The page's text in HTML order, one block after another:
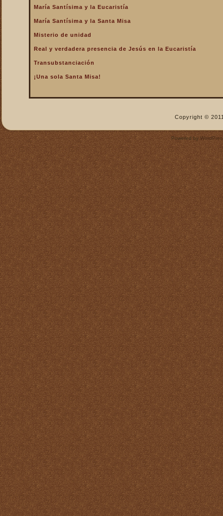
sacrificio de Cristo
La Santa Misa por los
descanso
La Santa Misa verdadero
sobre la tierra
La Santa Misa y el Espíritu
Santo
La Santa Misa y el Martirio
La Santa Misa y el perdón
de los pecados
La Santa Misa y el
Purgatorio
La Santa Misa y el Reino
de Dios
La Santa Misa y el
sacerdocio
La Santa Misa y la cruz
La Santa Misa y la familia
La Santa Misa y la fe
La Santa Misa y la gloria
del Cielo
La Santa Misa y la Iglesia
La Santa Misa y la Justicia
Divina
La Santa Misa y la labor
Pastoral
La Santa Misa y la ofrenda
de sí mismo
La Santa Misa y la Palabra
de Dios
La Santa Misa y la pureza
La Santa Misa y la
Resurrección
La Santa Misa y la salud
del alma y del cuerpo
La Santa Misa y la salud
del alma y del cuerpo
La Santa Misa y la
María Santísima y la Eucaristía
María Santísima y la Santa Misa
Misterio de unidad
Real y verdadera presencia de Jesús en la Eucaristía
Transubstanciación
¡Una sola Santa Misa!
Copyright ©
Powered by